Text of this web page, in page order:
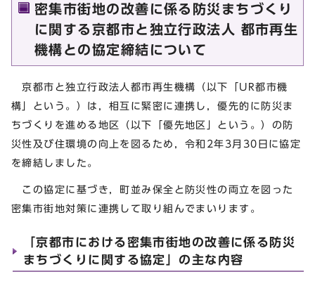
密集市街地の改善に係る防災まちづくり
に関する京都市と独立行政法人 都市再生
機構との協定締結について
京都市と独立行政法人都市再生機構（以下「UR都市機
構」という。）は，相互に緊密に連携し，優先的に防災ま
ちづくりを進める地区（以下「優先地区」という。）の防
災性及び住環境の向上を図るため，令和2年3月30日に協定
を締結しました。
この協定に基づき，町並み保全と防災性の両立を図った
密集市街地対策に連携して取り組んでまいります。
「京都市における密集市街地の改善に係る防災
まちづくりに関する協定」の主な内容